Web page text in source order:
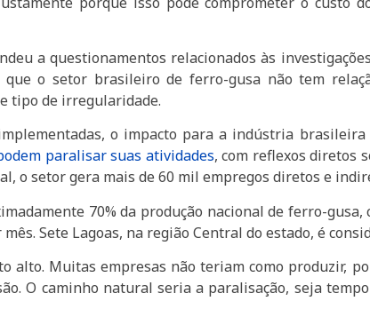
a questionamentos relacionados às
que o setor brasileiro de ferro-gusa não tem
tipo de irregularidade.
o impacto para a indústria
paralisar suas atividades, com reflexos diretos
o setor gera mais de 60 mil empregos diretos e
70% da produção nacional de ferro-
Sete Lagoas, na região Central do estado, é
alto. Muitas empresas não teriam como produzir,
O caminho natural seria a paralisação, seja